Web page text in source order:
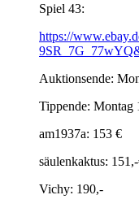
Spiel 43:
https://
Auktionsende:
Tippende: Montag
am1937a: 153 €
säulenkaktus:
Vichy: 190,-